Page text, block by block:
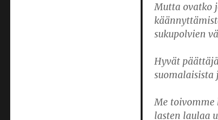
Mutta ovatko
sukupolvien
Hyvät
suomalaisista
Me toivomme
lasten laulaa